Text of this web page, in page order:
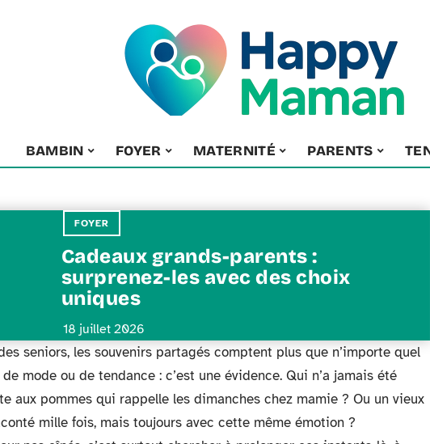
BAMBIN FOYER MATERNITÉ PARENTS
FOYER
Cadeaux grands-parents :
surprenez-les avec des choix
uniques
18 juillet 2026
seniors, les souvenirs partagés comptent plus que n’importe quel
mode ou de tendance : c’est une évidence. Qui n’a jamais été
aux pommes qui rappelle les dimanches chez mamie ? Ou un vieux
mille fois, mais toujours avec cette même émotion ?